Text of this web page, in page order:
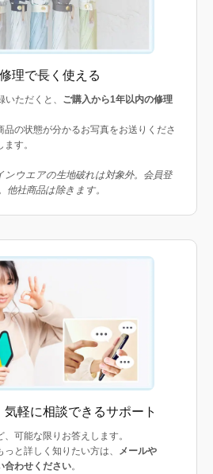
理で長く使える
ただくと、 ご購入から1年以内の修理
の状態が分かるお写真をお送りくださ
す。
ウエアの生地破れは対象外。会員登
他社商品は除きます。
軽に相談できるサポート
可能な限りお答えします。
と詳しく知りたい方は、 メールや
合わせください。